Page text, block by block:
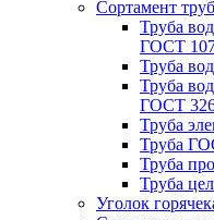
Сортамент
Труба
ГОСТ
Труба
Труба
ГОСТ
Труба
Труба
Труба
Труба
Уголок